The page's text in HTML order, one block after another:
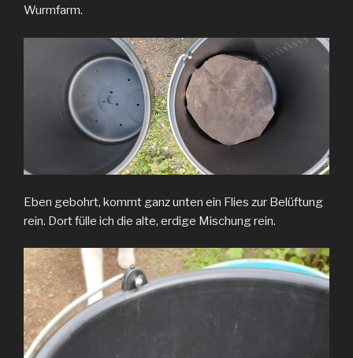
Wurmfarm.
Eben gebohrt, kommt ganz unten ein Flies zur Belüftung
rein. Dort fülle ich die alte, erdige Mischung rein.